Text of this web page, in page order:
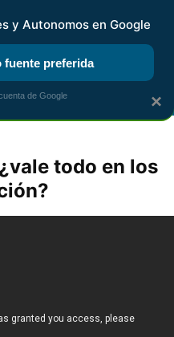
KIT DIGITAL RENTA
todo en los
×
y Autonomos en Google
fuente preferida
de Google